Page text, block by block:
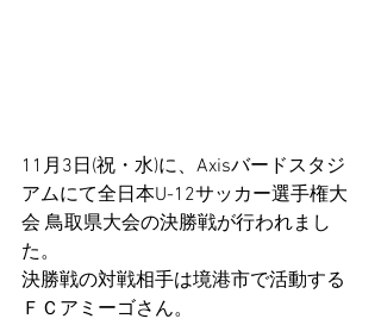
11月3日(祝・水)に、Axisバードスタジ
アムにて全日本U-12サッカー選手権大
会 鳥取県大会の決勝戦が行われまし
た。
決勝戦の対戦相手は境港市で活動する
ＦＣアミーゴさん。